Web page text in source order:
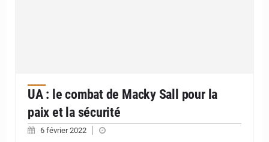
UA : le combat de Macky Sall pour la
paix et la sécurité
6 février 2022